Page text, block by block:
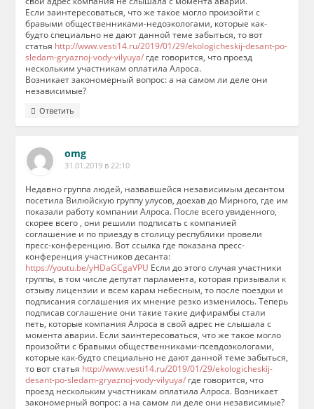
Если заинтересоваться, что же такое могло произойти с
бравыми общественниками-недоэкологами, которые как-
будто специально не дают данной теме забыться, то вот
статья http://www.vesti14.ru/2019/01/29/ekologicheskij-desant-po-
sledam-gryaznoj-vody-vilyuya/ где говорится, что проезд
нескольким участникам оплатила Алроса.
Возникает закономерный вопрос: а на самом ли деле они
независимые?
Ответить
omg
31.01.2019 в 22:10
Недавно группа людей, назвавшейся независимым десантом
посетила Вилюйскую группу улусов, доехав до Мирного, где им
показали работу компании Алроса. После всего увиденного,
скорее всего , они решили подписать с компанией
соглашение и по приезду в столицу республики провели
пресс-конференцию. Вот ссылка где показана пресс-
конференция участников десанта:
https://youtu.be/yHDaGCgaVPU Если до этого случая участники
группы, в том числе депутат парламента, которая призывали к
отзыву лицензии и всем карам небесным, то после поездки и
подписания соглашения их мнение резко изменилось. Теперь
подписав соглашение они такие такие дифирамбы стали
петь, которые компания Алроса в свой адрес не слышала с
момента аварии. Если заинтересоваться, что же такое могло
произойти с бравыми общественниками-псевдоэкологами,
которые как-будто специально не дают данной теме забыться,
то вот статья http://www.vesti14.ru/2019/01/29/ekologicheskij-
desant-po-sledam-gryaznoj-vody-vilyuya/ где говорится, что
проезд нескольким участникам оплатила Алроса. Возникает
закономерный вопрос: а на самом ли деле они независимые?